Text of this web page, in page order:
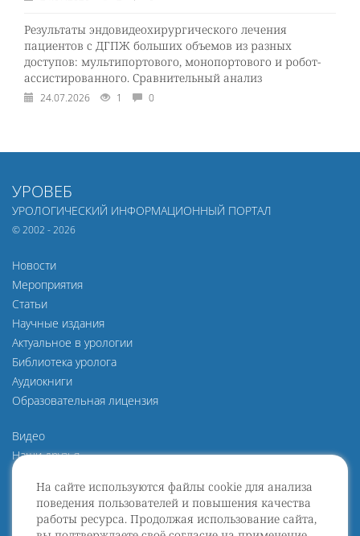
На сайте используются файлы cookie для анализа
поведения пользователей и повышения качества
работы ресурса. Продолжая использование сайта,
Результаты эндовидеохирургического лечения
пациентов с ДГПЖ больших объемов из разных
доступов: мультипортового, монопортового и робот-
ассистированного. Сравнительный анализ
24.07.2026 1 0
УРОВЕБ
УРОЛОГИЧЕСКИЙ ИНФОРМАЦИОННЫЙ ПОРТАЛ
© 2002 - 2026
Новости
Мероприятия
Статьи
Научные издания
Актуальное в урологии
Библиотека уролога
Аудиокниги
Образовательная лицензия
Видео
Наши друзья
О нас
Политика конфиденциальности
Политика защиты и обработки персональных данных
Пользовательское Соглашение